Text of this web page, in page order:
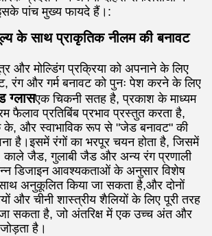
पांच मुख्य फायदे हैं।:
के साथ प्राकृतिक नीलम की बनावट
और मोल्डिंग प्रक्रिया को अपनाने के लिए
रंग और गर्म बनावट को पुनः पेश करने के लिए
ग्लासएक चिकनी सतह है, प्रकाश के माध्यम
फैलाव प्रतिबिंब प्रभाव प्रस्तुत करता है,
के, और स्वाभाविक रूप से "जेड बनावट" की
है।इसमें रंगों का भरपूर चयन होता है, जिसमें
जैड, गुलाबी जैड और अन्य रंग प्रणाली
डिजाइन आवश्यकताओं के अनुसार विशेष
अनुकूलित किया जा सकता है,और दोनों
और चीनी शास्त्रीय शैलियों के लिए पूरी तरह
सकता है, जो अंतरिक्ष में एक उच्च अंत और
है।